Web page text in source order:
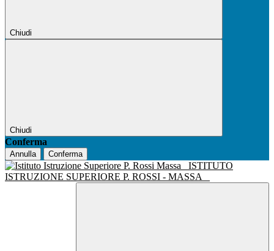
Chiudi
Chiudi
Conferma
Annulla Conferma
ISTITUTO
ISTRUZIONE SUPERIORE P. ROSSI - MASSA